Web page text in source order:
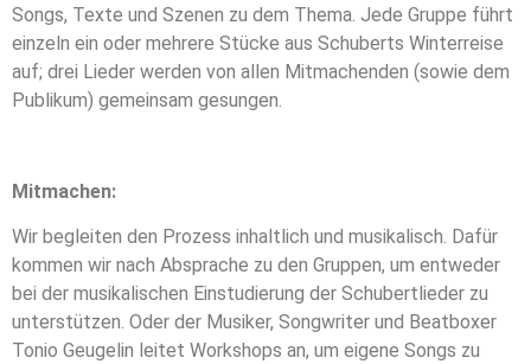
Songs, Texte und Szenen zu dem Thema. Jede Gruppe führt
einzeln ein oder mehrere Stücke aus Schuberts Winterreise
auf; drei Lieder werden von allen Mitmachenden (sowie dem
Publikum) gemeinsam gesungen.
Mitmachen:
Wir begleiten den Prozess inhaltlich und musikalisch. Dafür
kommen wir nach Absprache zu den Gruppen, um entweder
bei der musikalischen Einstudierung der Schubertlieder zu
unterstützen. Oder der Musiker, Songwriter und Beatboxer
Tonio Geugelin leitet Workshops an, um eigene Songs zu